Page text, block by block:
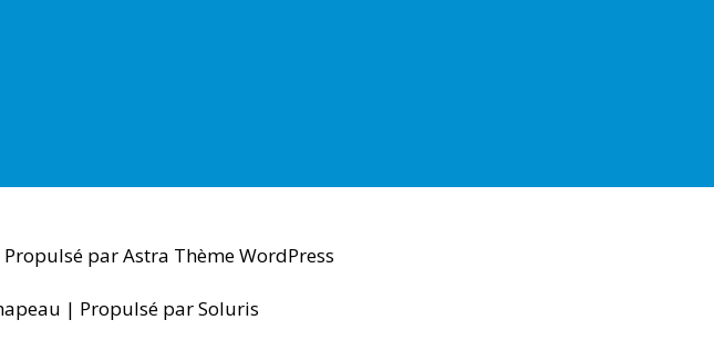
parAstra Thème WordPress
| Propulsé par Soluris